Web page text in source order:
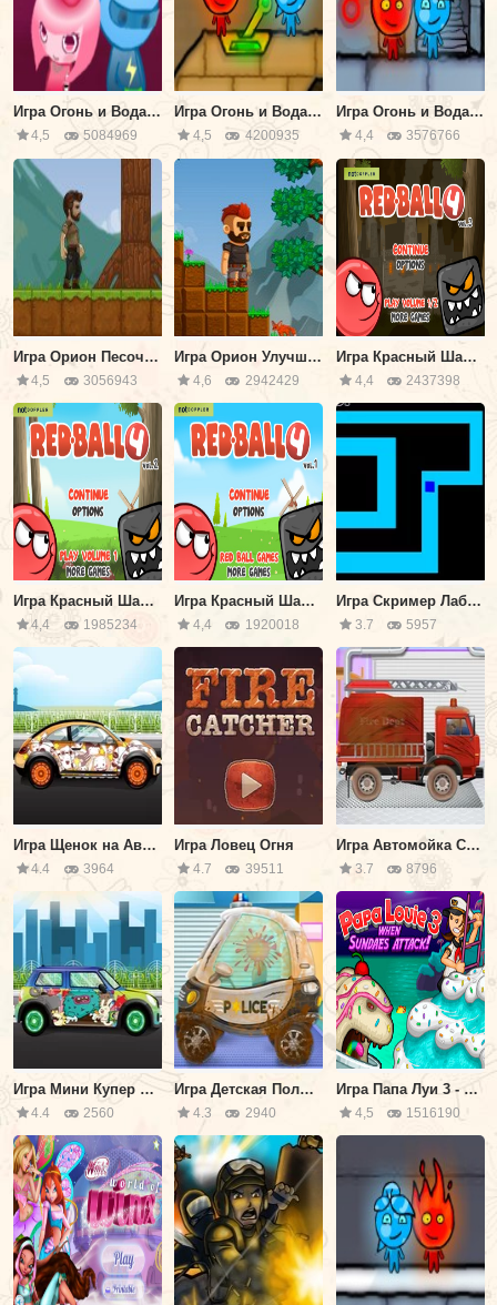
Игра Огонь и Вода Аниме
4,5 5084969
Игра Огонь и Вода 2 - В светлом храме
4,5 4200935
Игра Огонь и Вода 3 - В ледяном храме
4,4 3576766
Игра Орион Песочница
4,5 3056943
Игра Орион Улучшенный
4,6 2942429
Игра Красный Шар 4 часть 3
4,4 2437398
Игра Красный Шар 4 часть 2
4,4 1985234
Игра Красный Шар 4 часть 1
4,4 1920018
Игра Скример Лабиринт
3.7 5957
Игра Щенок на Автомойке
4.4 3964
Игра Ловец Огня
4.7 39511
Игра Автомойка Спасательных Машин
3.7 8796
Игра Мини Купер на Автомойке
4.4 2560
Игра Детская Полицейская Автомойка
4.3 2940
Игра Папа Луи 3 - Атака Мороженого
4,5 1516190